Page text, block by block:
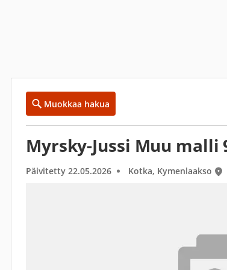
Muokkaa hakua
Myrsky-Jussi Muu malli
Päivitetty 22.05.2026 Kotka, Kymenlaakso